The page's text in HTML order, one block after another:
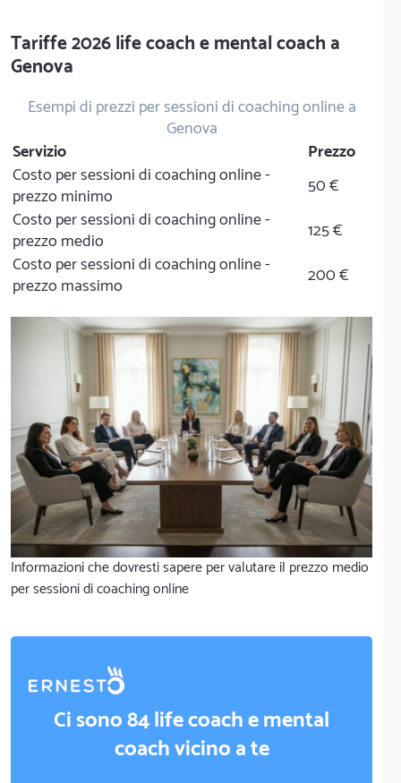
Tariffe 2026 life coach e mental coach a
Genova
Esempi di prezzi per sessioni di coaching online a
Genova
Servizio
Prezzo
Costo per sessioni di coaching online -
prezzo minimo
50 €
Costo per sessioni di coaching online -
prezzo medio
125 €
Costo per sessioni di coaching online -
prezzo massimo
200 €
Informazioni che dovresti sapere per valutare il prezzo medio
per sessioni di coaching online
Ci sono 84 life coach e mental
coach vicino a te